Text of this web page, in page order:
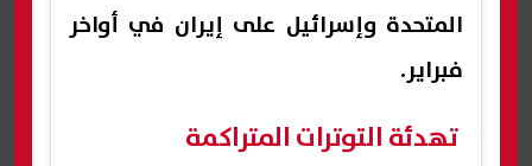
المتحدة وإسرائيل على إيران في أواخر
فبراير.
تهدئة التوترات المتراكمة